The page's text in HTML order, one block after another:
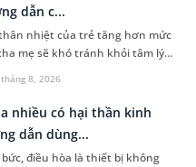
8, 2026
dẫn c...
nhiệt của trẻ tăng hơn mức
mẹ sẽ khó tránh khỏi tâm lý
không phải ai cũng biết đo
bao...
nhiều có hại thần kinh
dẫn dùng...
điều hòa là thiết bị không